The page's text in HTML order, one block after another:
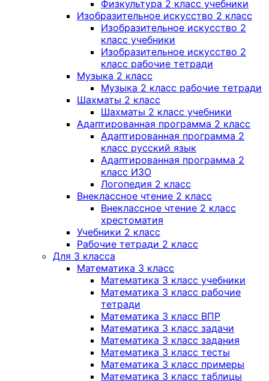
Физкультура 2 класс учебники
Изобразительное искусство 2 класс
Изобразительное искусство 2
класс учебники
Изобразительное искусство 2
класс рабочие тетради
Музыка 2 класс
Музыка 2 класс рабочие тетради
Шахматы 2 класс
Шахматы 2 класс учебники
Адаптированная программа 2 класс
Адаптированная программа 2
класс русский язык
Адаптированная программа 2
класс ИЗО
Логопедия 2 класс
Внеклассное чтение 2 класс
Внеклассное чтение 2 класс
хрестоматия
Учебники 2 класс
Рабочие тетради 2 класс
Для 3 класса
Математика 3 класс
Математика 3 класс учебники
Математика 3 класс рабочие
тетради
Математика 3 класс ВПР
Математика 3 класс задачи
Математика 3 класс задания
Математика 3 класс тесты
Математика 3 класс примеры
Математика 3 класс таблицы